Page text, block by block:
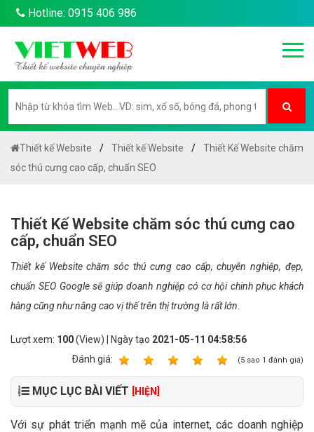
Hotline: 0915 406 986
Thiết kế Website Thiết kế Website
Thiết Kế Website chăm
sóc thú cưng cao cấp, chuẩn SEO
Thiết Kế Website chăm sóc thú cưng cao
cấp, chuẩn SEO
Thiết kế Website chăm sóc thú cưng cao cấp, chuyên nghiệp, đẹp,
chuẩn SEO Google sẽ giúp doanh nghiệp có cơ hội chinh phục khách
hàng cũng như nâng cao vị thế trên thị trường là rất lớn.
Lượt xem: 100(View) | Ngày tạo 2021-05-11 04:58:56
Ðánh giá:
(5 sao 1 đánh giá)
MỤC LỤC BÀI VIẾT [HIỆN]
Với sự phát triển mạnh mẽ của internet, các doanh nghiệp